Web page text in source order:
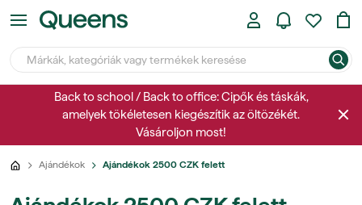
Back to school / Back to office: Cipők és táskák,
amelyek tökéletesen kiegészítik az öltözékét.
Vásároljon most!
Ajándékok Ajándékok 2500 CZK felett